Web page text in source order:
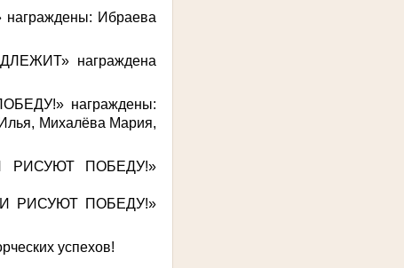
Ибраева
награждена
награждены:
Михалёва Мария,
РИСУЮТ ПОБЕДУ!»
РИСУЮТ ПОБЕДУ!»
успехов!